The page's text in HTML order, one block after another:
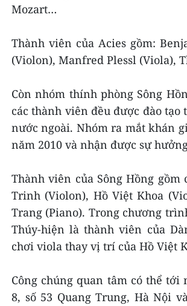
Mozart…
Thành viên của Acies gồm:
(Violon), Manfred Plessl (Viola),
Còn nhóm thính phòng Sông
các thành viên đều được đào
nước ngoài. Nhóm ra mắt khán
năm 2010 và nhận được sự
Thành viên của Sông Hồng gồm
Trinh (Violon), Hồ Việt Khoa
Trang (Piano). Trong chương
Thúy-hiện là thành viên của
chơi viola thay vị trí của Hồ Việt
Công chúng quan tâm có thể
8, số 53 Quang Trung, Hà Nội